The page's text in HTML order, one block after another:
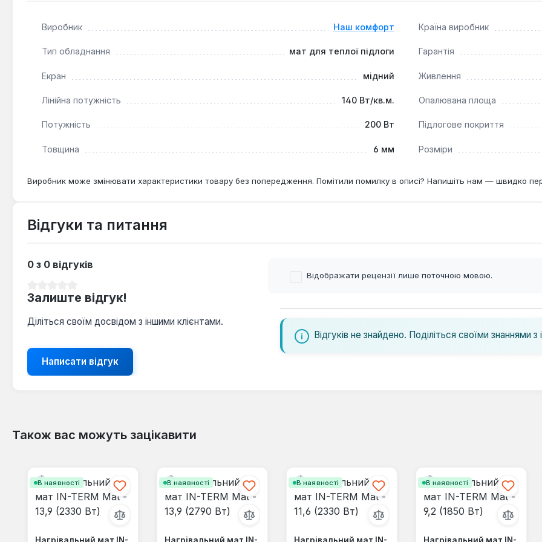
коридорах, особливо там, де планується укладання плитки. Він підходить для використання як основне, так і
Виробник Наш комфорт Країна виробник
Тип обладнання мат для теплої підлоги Гарантія
Екран мідний Живлення
Лінійна потужність 140 Вт/кв.м. Опалювана площа
Потужність 200 Вт Підлогове покриття
Товщина 6 мм Розміри
Виробник може змінювати характеристики товару без попередження. Помітили помилку в описі? Напишіть нам — швидко
Відгуки та питання
0 з 0 відгуків
Залиште відгук!
Діліться своїм досвідом з іншими клієнтами.
Написати відгук
Відображати рецензії лише поточною мовою.
Відгуків не знайдено. Поділіться своїми знаннями з
Також вас можуть зацікавити
В наявності В наявності В наявності В наявності